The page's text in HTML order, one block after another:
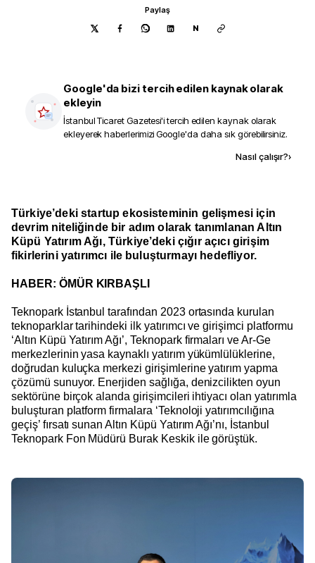
Paylaş
N
Google'da bizi tercih edilen kaynak olarak
ekleyin
İstanbul Ticaret Gazetesi'i tercih edilen kaynak olarak
ekleyerek haberlerimizi Google'da daha sık görebilirsiniz.
Nasıl çalışır?›
Türkiye’deki startup ekosisteminin gelişmesi için
devrim niteliğinde bir adım olarak tanımlanan Altın
Küpü Yatırım Ağı, Türkiye’deki çığır açıcı girişim
fikirlerini yatırımcı ile buluşturmayı hedefliyor.
HABER: ÖMÜR KIRBAŞLI
Teknopark İstanbul tarafından 2023 ortasında kurulan
teknoparklar tarihindeki ilk yatırımcı ve girişimci platformu
‘Altın Küpü Yatırım Ağı’, Teknopark firmaları ve Ar-Ge
merkezlerinin yasa kaynaklı yatırım yükümlülüklerine,
doğrudan kuluçka merkezi girişimlerine yatırım yapma
çözümü sunuyor. Enerjiden sağlığa, denizcilikten oyun
sektörüne birçok alanda girişimcileri ihtiyacı olan yatırımla
buluşturan platform firmalara ‘Teknoloji yatırımcılığına
geçiş’ fırsatı sunan Altın Küpü Yatırım Ağı’nı, İstanbul
Teknopark Fon Müdürü Burak Keskik ile görüştük.